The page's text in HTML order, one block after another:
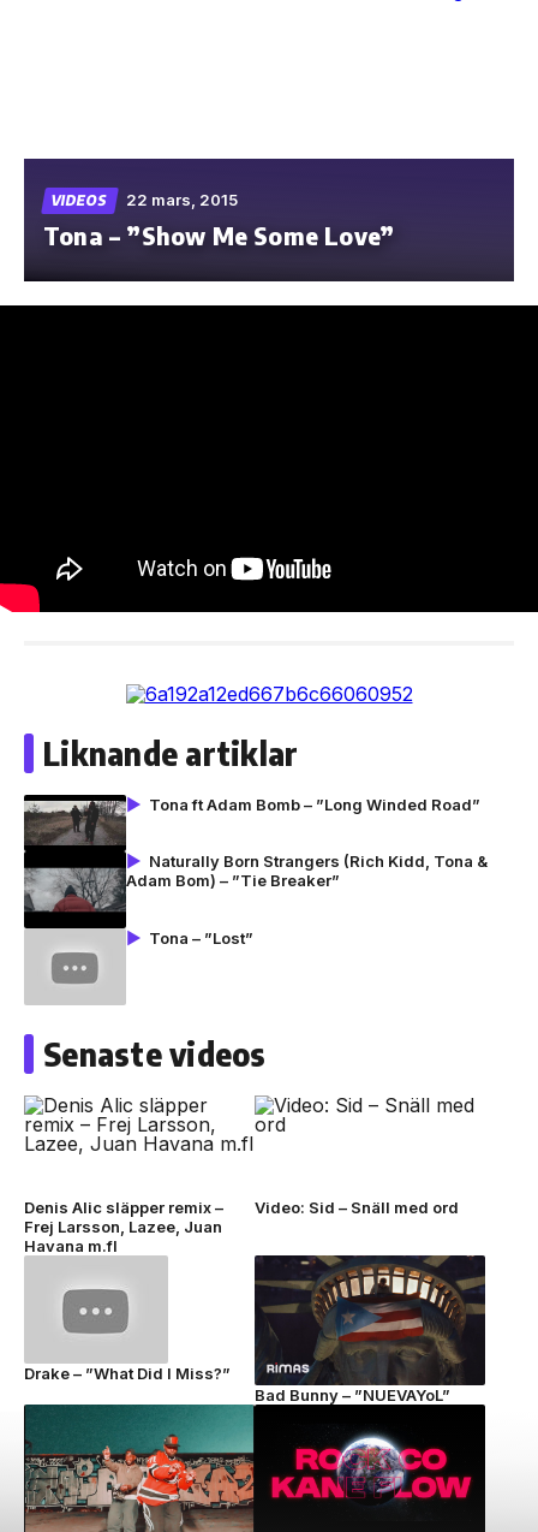
content
VIDEOS 22 mars, 2015
Tona – ”Show Me Some Love”
Liknande artiklar
Tona ft Adam Bomb – ”Long Winded Road”
Naturally Born Strangers (Rich Kidd, Tona &
Adam Bom) – ”Tie Breaker”
Tona – ”Lost”
Senaste videos
Denis Alic släpper remix –
Frej Larsson, Lazee, Juan
Havana m.fl
Video: Sid – Snäll med ord
Drake – ”What Did I Miss?”
Bad Bunny – ”NUEVAYoL”